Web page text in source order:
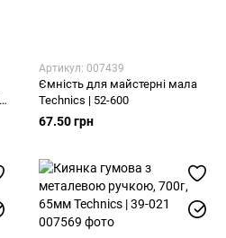
Артикул: 007439
Ємність для майстерні мала
Technics | 52-600
67.50 грн